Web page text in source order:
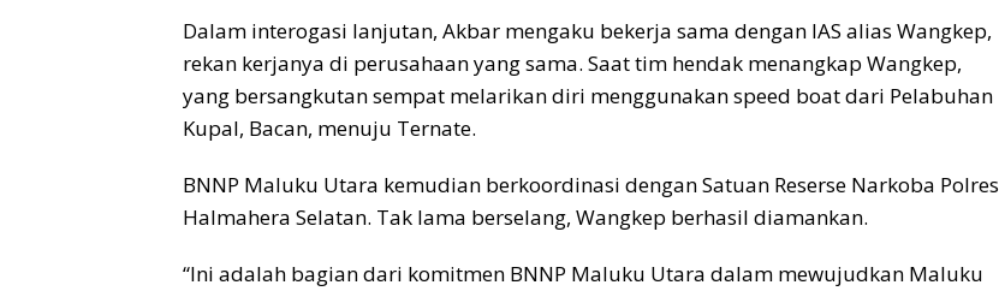
Dalam interogasi lanjutan, Akbar mengaku bekerja sama dengan IAS alias Wangkep,
rekan kerjanya di perusahaan yang sama. Saat tim hendak menangkap Wangkep,
yang bersangkutan sempat melarikan diri menggunakan speed boat dari Pelabuhan
Kupal, Bacan, menuju Ternate.
BNNP Maluku Utara kemudian berkoordinasi dengan Satuan Reserse Narkoba Polres
Halmahera Selatan. Tak lama berselang, Wangkep berhasil diamankan.
“Ini adalah bagian dari komitmen BNNP Maluku Utara dalam mewujudkan Maluku